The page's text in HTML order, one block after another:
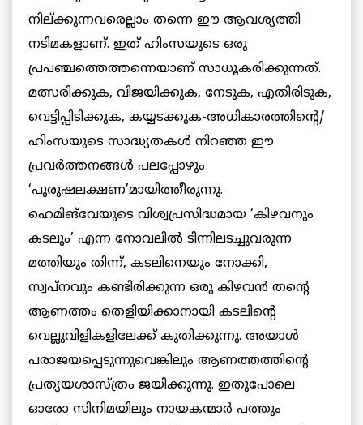
നില്ക്കുന്നവരെല്ലാം തന്നെ ഈ ആവശ്യത്തി
നടിമകളാണ്. ഇത് ഹിംസയുടെ ഒരു
പ്രപഞ്ചത്തെത്തന്നെയാണ് സാധൂകരിക്കുന്നത്.
മത്സരിക്കുക, വിജയിക്കുക, നേടുക, എതിരിടുക,
വെട്ടിപ്പിടിക്കുക, കയ്യടക്കുക-അധികാരത്തിന്റെ/
ഹിംസയുടെ സാദ്ധ്യതകള്‍ നിറഞ്ഞ ഈ
പ്രവര്‍ത്തനങ്ങള്‍ പലപ്പോഴും
‘പുരുഷലക്ഷണ’മായിത്തീരുന്നു.
ഹെമിങ്‌വേയുടെ വിശ്വപ്രസിദ്ധമായ ‘കിഴവനും
കടലും’ എന്ന നോവലില്‍ ടിന്നിലടച്ചുവരുന്ന
മത്തിയും തിന്ന്, കടലിനെയും നോക്കി,
സ്വപ്നവും കണ്ടിരിക്കുന്ന ഒരു കിഴവന്‍ തന്റെ
ആണത്തം തെളിയിക്കാനായി കടലിന്റെ
വെല്ലുവിളികളിലേക്ക് കുതിക്കുന്നു. അയാള്‍
പരാജയപ്പെടുന്നുവെങ്കിലും ആണത്തത്തിന്റെ
പ്രത്യയശാസ്ത്രം ജയിക്കുന്നു. ഇതുപോലെ
ഓരോ സിനിമയിലും നായകന്മാര്‍ പത്തും